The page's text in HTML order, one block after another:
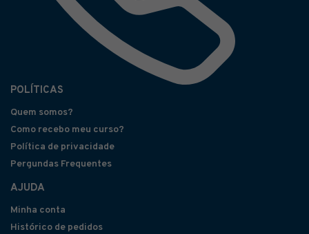
POLÍTICAS
Quem somos?
Como recebo meu curso?
Política de privacidade
Pergundas Frequentes
AJUDA
Minha conta
Histórico de pedidos